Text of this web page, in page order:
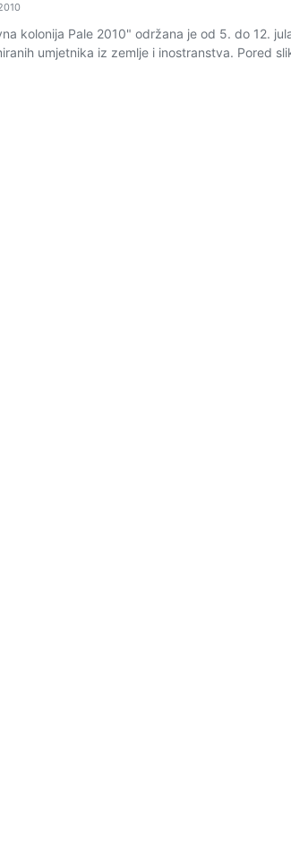
kolonija Pale 2010" održana je od 5. do 12.
umjetnika iz zemlje i inostranstva. Pored